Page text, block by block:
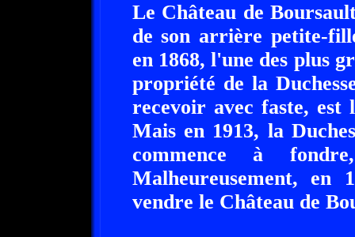
Le Château de
de son arrière petite-
en 1868, l'une des plus
propriété de la
recevoir avec faste, est
Mais en 1913, la
commence à
Malheureusement, en
vendre le Château de